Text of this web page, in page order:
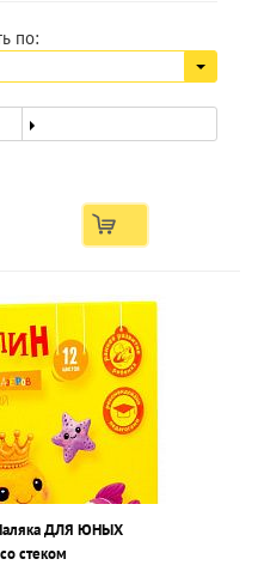
по:
ДЛЯ ЮНЫХ
стеком